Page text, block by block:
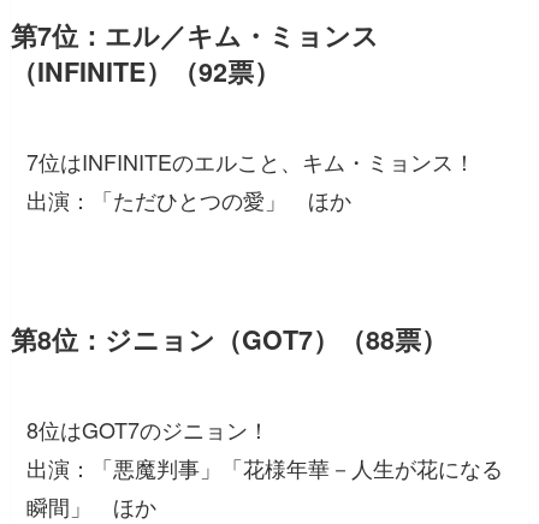
第7位：エル／キム・ミョンス
（INFINITE）（92票）
7位はINFINITEのエルこと、キム・ミョンス！
出演：「ただひとつの愛」 ほか
第8位：ジニョン（GOT7）（88票）
8位はGOT7のジニョン！
出演：「悪魔判事」「花様年華－人生が花になる
瞬間」 ほか